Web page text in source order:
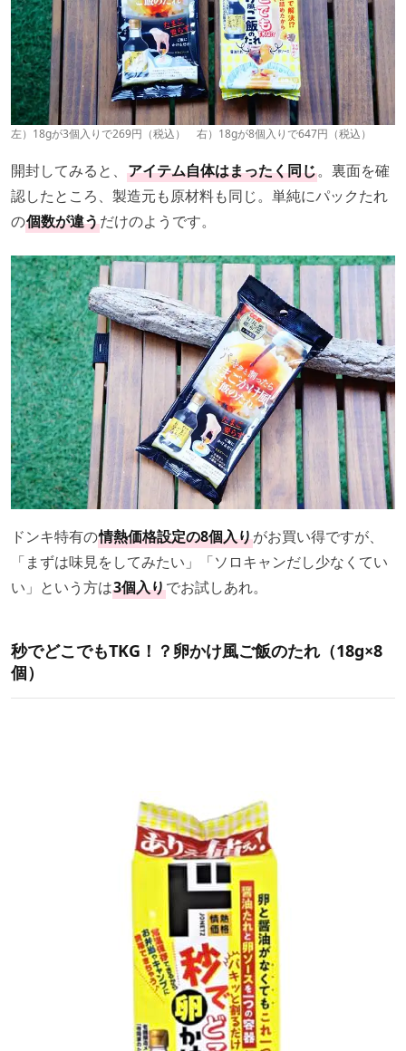
左）18gが3個入りで269円（税込） 右）18gが8個入りで647円（税込）
開封してみると、 アイテム自体はまったく同じ。裏面を確
認したところ、製造元も原材料も同じ。単純にパックたれ
の個数が違うだけのようです。
ドンキ特有の情熱価格設定の8個入りがお買い得ですが、
「まずは味見をしてみたい」「ソロキャンだし少なくてい
い」という方は3個入りでお試しあれ。
秒でどこでもTKG！？卵かけ風ご飯のたれ（18g×8
個）